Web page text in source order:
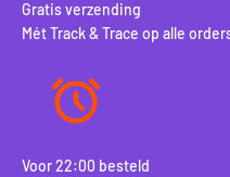
Gratis verzending
Mét Track & Trace op alle
Voor 22:00 besteld